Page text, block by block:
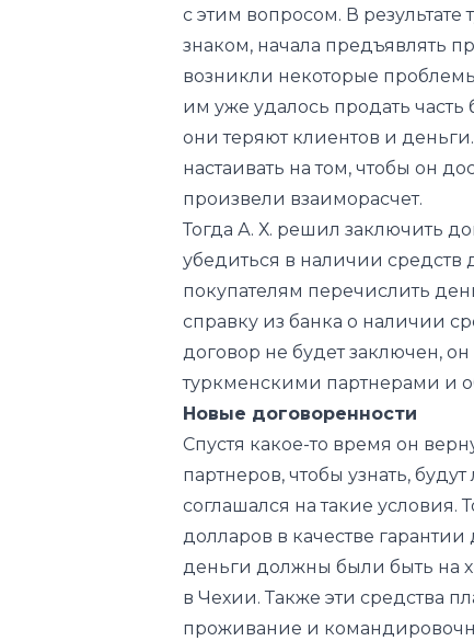
им уже удалось продать
они теряют клиентов и
настаивать на том, чтобы он
произвели взаиморасчет.
Тогда А. Х. решил заключить
убедиться в наличии
покупателям перечислить
справку из банка о наличии
договор не будет заключен, он
туркменскими партнерами и
Новые договоренности
Спустя какое-то время он
партнеров, чтобы узнать,
соглашался на такие условия.
долларов в качестве
деньги должны были быть на
в Чехии. Также эти средства
проживание и
Таким образом, была
заниматься
финансировать проект.